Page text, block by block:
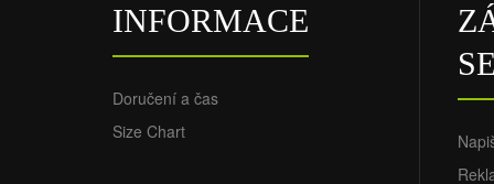
INFORMACE
Doručení a čas
Size Chart